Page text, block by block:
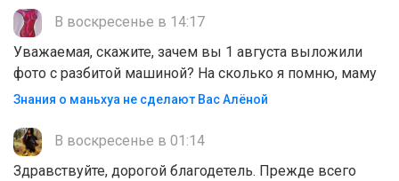
В воскресенье в 14:17
Уважаемая, скажите, зачем вы 1 августа выложили
фото с разбитой машиной? На сколько я помню, маму
Знания о маньхуа не сделают Вас Алëной
В воскресенье в 01:14
Здравствуйте, дорогой благодетель. Прежде всего